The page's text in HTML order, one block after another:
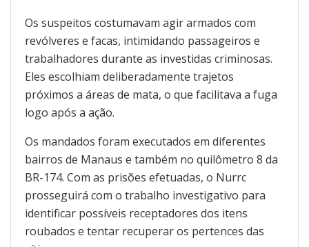
Os suspeitos costumavam agir armados com
revólveres e facas, intimidando passageiros e
trabalhadores durante as investidas criminosas.
Eles escolhiam deliberadamente trajetos
próximos a áreas de mata, o que facilitava a fuga
logo após a ação.
Os mandados foram executados em diferentes
bairros de Manaus e também no quilômetro 8 da
BR-174. Com as prisões efetuadas, o Nurrc
prosseguirá com o trabalho investigativo para
identificar possíveis receptadores dos itens
roubados e tentar recuperar os pertences das